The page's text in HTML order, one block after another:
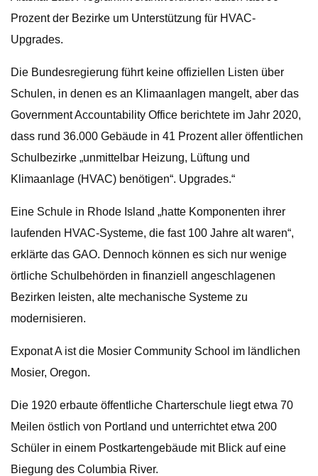
Prozent der Bezirke um Unterstützung für HVAC-
Upgrades.
Die Bundesregierung führt keine offiziellen Listen über
Schulen, in denen es an Klimaanlagen mangelt, aber das
Government Accountability Office berichtete im Jahr 2020,
dass rund 36.000 Gebäude in 41 Prozent aller öffentlichen
Schulbezirke „unmittelbar Heizung, Lüftung und
Klimaanlage (HVAC) benötigen“. Upgrades.“
Eine Schule in Rhode Island „hatte Komponenten ihrer
laufenden HVAC-Systeme, die fast 100 Jahre alt waren“,
erklärte das GAO. Dennoch können es sich nur wenige
örtliche Schulbehörden in finanziell angeschlagenen
Bezirken leisten, alte mechanische Systeme zu
modernisieren.
Exponat A ist die Mosier Community School im ländlichen
Mosier, Oregon.
Die 1920 erbaute öffentliche Charterschule liegt etwa 70
Meilen östlich von Portland und unterrichtet etwa 200
Schüler in einem Postkartengebäude mit Blick auf eine
Biegung des Columbia River.